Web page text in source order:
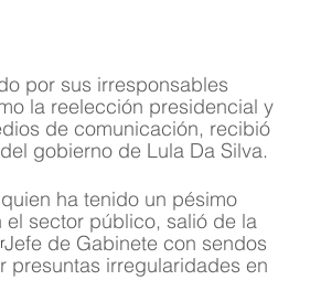
por sus irresponsables
la reelección presidencial y
de comunicación, recibió
gobierno de Lula Da Silva.
ha tenido un pésimo
el sector público, salió de la
de Gabinete con sendos
presuntas irregularidades en